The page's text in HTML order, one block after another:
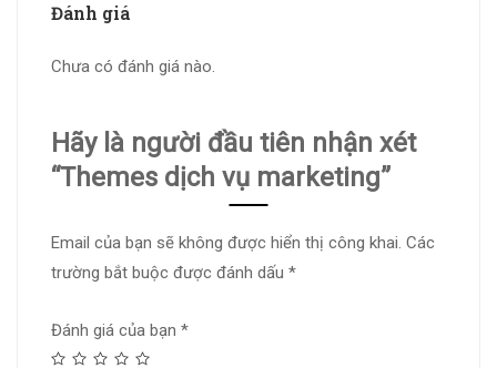
Đánh giá
Chưa có đánh giá nào.
Hãy là người đầu tiên nhận xét
“Themes dịch vụ marketing”
Email của bạn sẽ không được hiển thị công khai. Các
trường bắt buộc được đánh dấu *
Đánh giá của bạn *